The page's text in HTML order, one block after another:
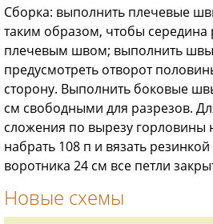
Сборка: выполнить плечевые
таким образом, чтобы середина
плечевым швом; выполнить швы
предусмотреть отворот
сторону. Выполнить боковые
см свободными для разрезов.
сложения по вырезу горловины
набрать 108 п и вязать
воротника 24 см все петли
Новые схемы